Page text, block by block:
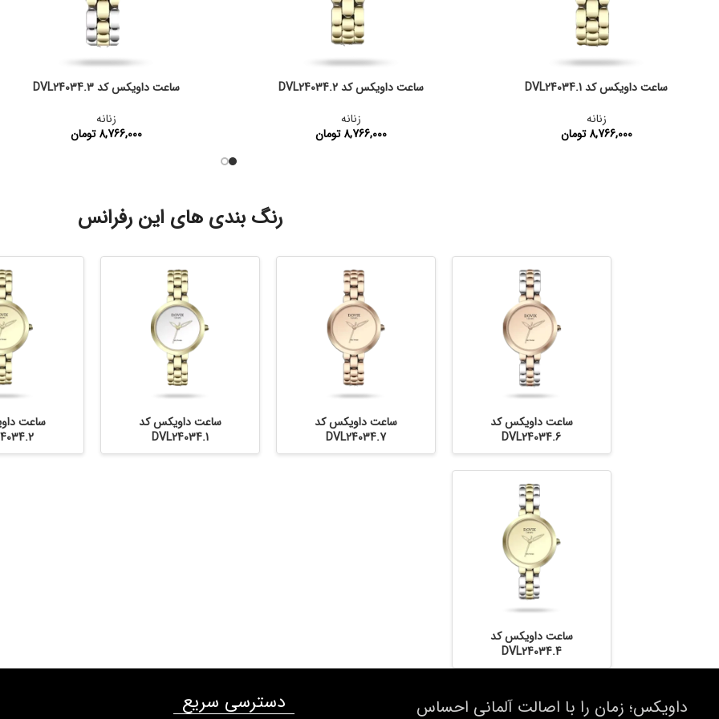
ساعت داویکس کد DVL24034.1
زنانه
8,766,000 تومان
ساعت داویکس کد DVL24034.2
زنانه
8,766,000 تومان
ساعت داویکس کد DVL24034.3
زنانه
8,766,000 تومان
رنگ بندی های این رفرانس
ساعت داویکس کد
DVL24034.6
ساعت داویکس کد
DVL24034.7
ساعت داویکس کد
DVL24034.1
ساعت
ساعت داویکس کد
DVL24034.4
داویکس؛ زمان را با اصالت آلمانی احساس دسترسی سریع